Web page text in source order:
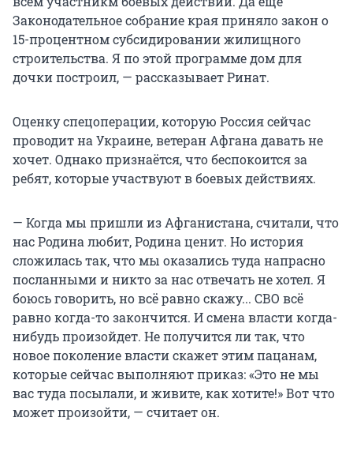
Законодательное собрание края приняло закон о
15-процентном субсидировании жилищного
строительства. Я по этой программе дом для
дочки построил, — рассказывает Ринат.
Оценку спецоперации, которую Россия сейчас
проводит на Украине, ветеран Афгана давать не
хочет. Однако признаётся, что беспокоится за
ребят, которые участвуют в боевых действиях.
— Когда мы пришли из Афганистана, считали, что
нас Родина любит, Родина ценит. Но история
сложилась так, что мы оказались туда напрасно
посланными и никто за нас отвечать не хотел. Я
боюсь говорить, но всё равно скажу... СВО всё
равно когда-то закончится. И смена власти когда-
нибудь произойдет. Не получится ли так, что
новое поколение власти скажет этим пацанам,
которые сейчас выполняют приказ: «Это не мы
вас туда посылали, и живите, как хотите!» Вот что
может произойти, — считает он.